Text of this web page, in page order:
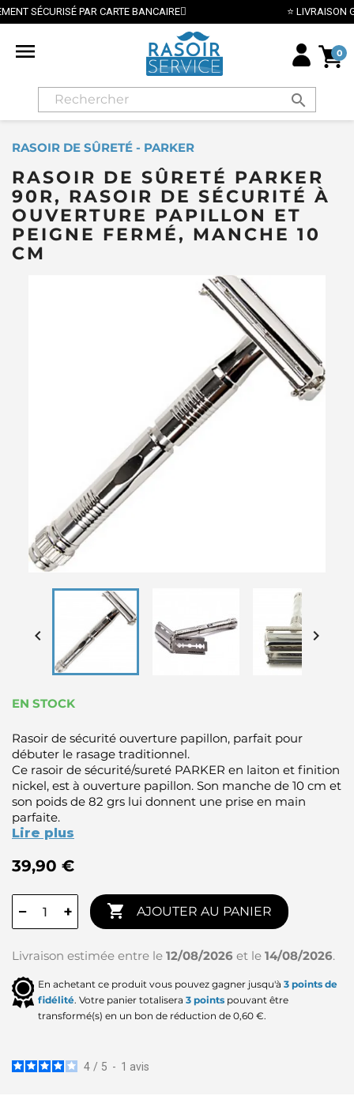
⭐ LIVRAISON GRATUITE EN FRANCE MÉTROPOLITAINE DÈS
 0
search
RASOIR DE SÛRETÉ - PARKER
RASOIR DE SÛRETÉ PARKER
90R, RASOIR DE SÉCURITÉ À
OUVERTURE PAPILLON ET
PEIGNE FERMÉ, MANCHE 10
CM
 
EN STOCK
Rasoir de sécurité ouverture papillon, parfait pour
débuter le rasage traditionnel.
Ce rasoir de sécurité/sureté PARKER en laiton et finition
nickel, est à ouverture papillon. Son manche de 10 cm et
son poids de 82 grs lui donnent une prise en main
parfaite.
Lire plus
39,90 €
− +  AJOUTER AU PANIER
Livraison estimée entre le 12/08/2026 et le 14/08/2026.
En achetant ce produit vous pouvez gagner jusqu'à 3 points de
fidélité. Votre panier totalisera 3 points pouvant être
transformé(s) en un bon de réduction de 0,60 €.
4 / 5 - 1 avis